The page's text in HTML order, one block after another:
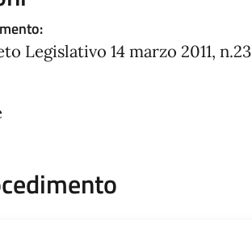
Legislativo 14 marzo 2011, n.23